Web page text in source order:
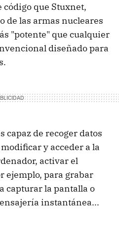
código que Stuxnet,
de las armas nucleares
"potente" que cualquier
diseñado para
capaz de recoger datos
y acceder a la
activar el
ejemplo, para grabar
capturar la pantalla o
instantánea...